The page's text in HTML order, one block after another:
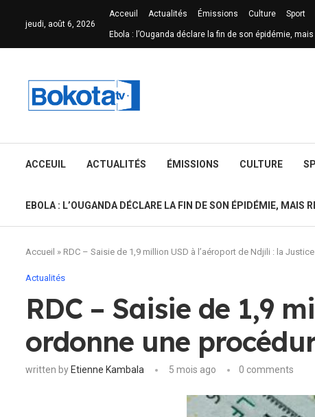
jeudi, août 6, 2026
Acceuil Actualités Émissions Culture Sport
Ebola : l’Ouganda déclare la fin de son épidémie,
ACCEUIL ACTUALITÉS ÉMISSIONS CULTURE
EBOLA : L’OUGANDA DÉCLARE LA FIN DE SON ÉPIDÉMIE, MAIS
Accueil » RDC – Saisie de 1,9 million USD à l’aéroport de Ndjili : la
Actualités
RDC – Saisie de 1,9
ordonne une
written by Etienne Kambala 5 mois ago 0 comments